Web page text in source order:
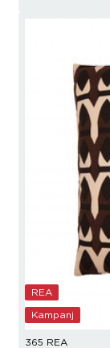
REA
Kampanj
365 REA